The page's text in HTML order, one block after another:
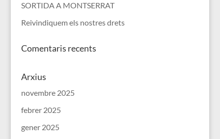
SORTIDA A MONTSERRAT
Reivindiquem els nostres drets
Comentaris recents
Arxius
novembre 2025
febrer 2025
gener 2025